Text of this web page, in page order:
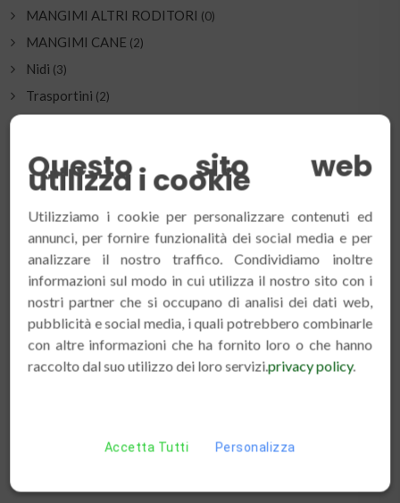
MANGIMI ALTRI RODITORI (0)
MANGIMI CANE (2)
Nidi (3)
Trasportini (2)
ULTIMI INSERITI
VETLINE INTESTINAL CONIGLIO 1,4 KG
€ 21.50
BEYERS MINERAL OLIGO 400 ML
€ 9.50
€ 58.50
Questo sito web
utilizza i cookie
Utilizziamo i cookie per personalizzare contenuti ed
annunci, per fornire funzionalità dei social media e per
analizzare il nostro traffico. Condividiamo inoltre
informazioni sul modo in cui utilizza il nostro sito con i
nostri partner che si occupano di analisi dei dati web,
pubblicità e social media, i quali potrebbero combinarle
con altre informazioni che ha fornito loro o che hanno
raccolto dal suo utilizzo dei loro servizi.privacy policy.
Accetta Tutti Personalizza